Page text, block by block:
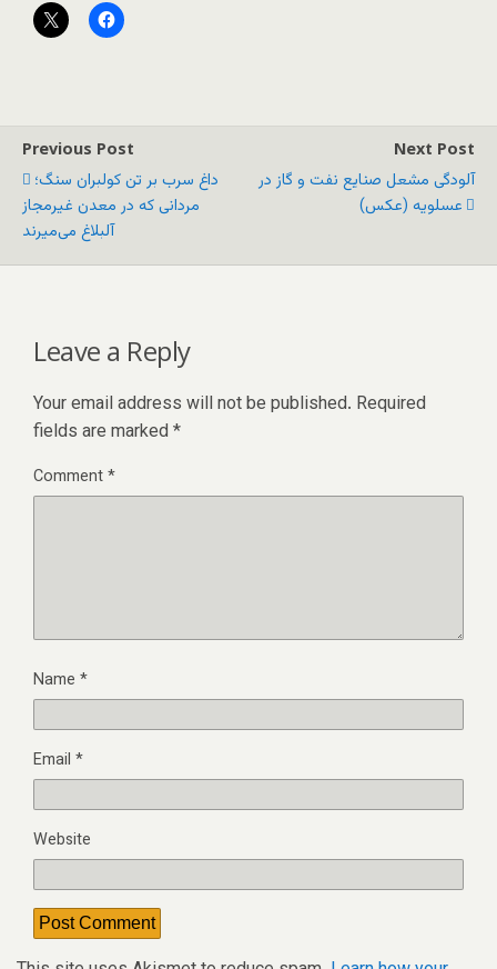
Previous Post
داغ سرب بر تن کولبران سنگ؛
مردانی که در معدن غیرمجاز
آلبلاغ می‌میرند
Next Post
آلودگی مشعل صنایع نفت و گاز در
عسلویه (عکس)
Leave a Reply
Your email address will not be published. Required
fields are marked *
Comment*
Name *
Email *
Website